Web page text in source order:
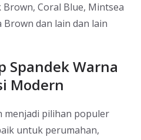
Coral Blue, Mintsea
Brown dan lain dan lain
Spandek Warna
Modern
menjadi pilihan populer
untuk perumahan,